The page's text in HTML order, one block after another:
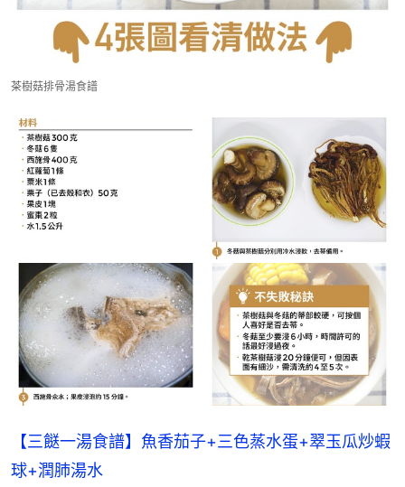
茶樹菇排骨湯食譜
【三餸一湯食譜】魚香茄子+三色蒸水蛋+翠玉瓜炒蝦
球+潤肺湯水